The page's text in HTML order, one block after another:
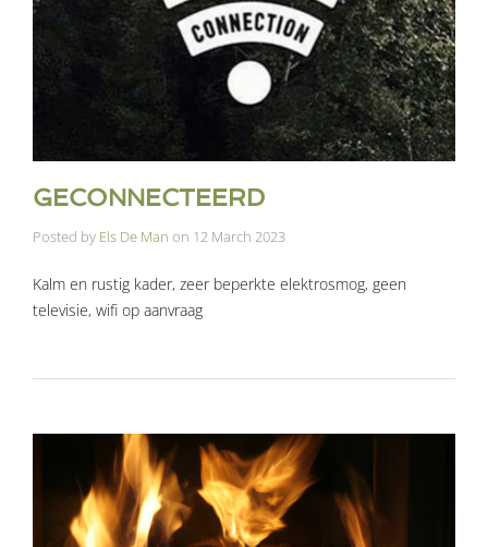
GECONNECTEERD
Posted by Els De Man on 12 March 2023
Kalm en rustig kader, zeer beperkte elektrosmog, geen
televisie, wifi op aanvraag